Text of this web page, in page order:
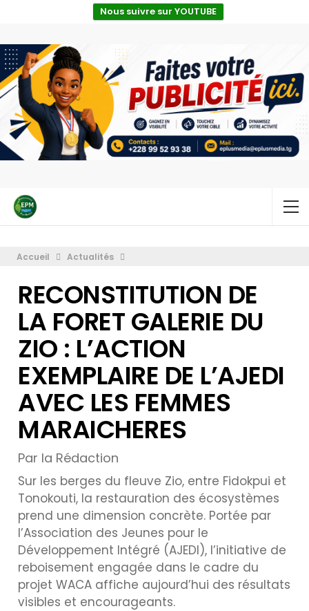
Nous suivre sur YOUTUBE
Accueil Actualités
RECONSTITUTION DE
LA FORET GALERIE DU
ZIO : L’ACTION
EXEMPLAIRE DE L’AJEDI
AVEC LES FEMMES
MARAICHERES
Par la Rédaction
Sur les berges du fleuve Zio, entre Fidokpui et
Tonokouti, la restauration des écosystèmes
prend une dimension concrète. Portée par
l’Association des Jeunes pour le
Développement Intégré (AJEDI), l’initiative de
reboisement engagée dans le cadre du
projet WACA affiche aujourd’hui des résultats
visibles et encourageants.